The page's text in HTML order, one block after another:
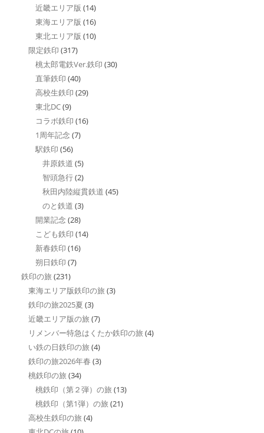
近畿エリア版 (14)
東海エリア版 (16)
東北エリア版 (10)
限定鉄印 (317)
桃太郎電鉄Ver.鉄印 (30)
直筆鉄印 (40)
高校生鉄印 (29)
東北DC(9)
コラボ鉄印 (16)
1周年記念 (7)
駅鉄印 (56)
井原鉄道 (5)
智頭急行(2)
秋田内陸縦貫鉄道 (45)
のと鉄道 (3)
開業記念 (28)
こども鉄印 (14)
新春鉄印 (16)
朔日鉄印 (7)
鉄印の旅 (231)
東海エリア版鉄印の旅 (3)
鉄印の旅2025夏 (3)
近畿エリア版の旅 (7)
リメンバー特急はくたか鉄印の旅 (4)
い鉄の日鉄印の旅 (4)
鉄印の旅2026年春 (3)
桃鉄印の旅 (34)
桃鉄印（第２弾）の旅 (13)
桃鉄印（第1弾）の旅 (21)
高校生鉄印の旅 (4)